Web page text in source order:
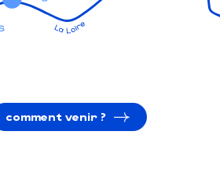
comment venir ?